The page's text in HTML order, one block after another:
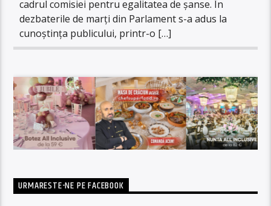
cadrul comisiei pentru egalitatea de șanse. În
dezbaterile de marți din Parlament s-a adus la
cunoștința publicului, printr-o […]
URMARESTE-NE PE FACEBOOK